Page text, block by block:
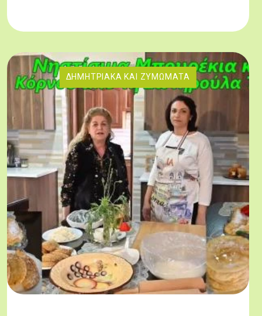
ΔΗΜΗΤΡΙΑΚΆ ΚΑΙ ΖΥΜΏΜΑΤΑ